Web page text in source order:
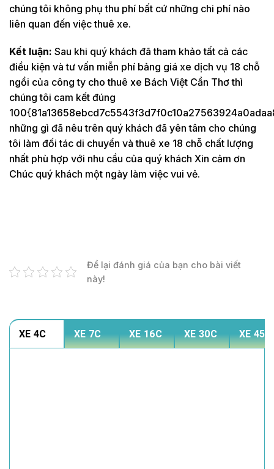
chúng tôi không phụ thu phí bất cứ những chi phí nào
liên quan đến việc thuê xe.
Kết luận: Sau khi quý khách đã tham khảo tất cả các
điều kiện và tư vấn miễn phí bảng giá xe dịch vụ 18 chỗ
ngồi của công ty cho thuê xe Bách Việt Cần Thơ thì
chúng tôi cam kết đúng
những gì đã nêu trên quý khách đã yên tâm cho chúng
tôi làm đối tác di chuyển và thuê xe 18 chỗ chất lượng
nhất phù hợp với nhu cầu của quý khách Xin cảm ơn
Chúc quý khách một ngày làm việc vui vẻ.
Để lại đánh giá của bạn cho bài viết
này!
XE 4C XE 7C XE 16C XE 30C XE 45C